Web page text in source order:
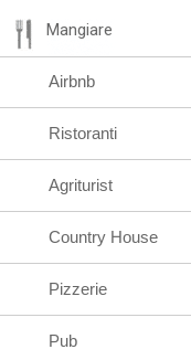
Mangiare
Airbnb
Ristoranti
Agriturist
Country House
Pizzerie
Pub